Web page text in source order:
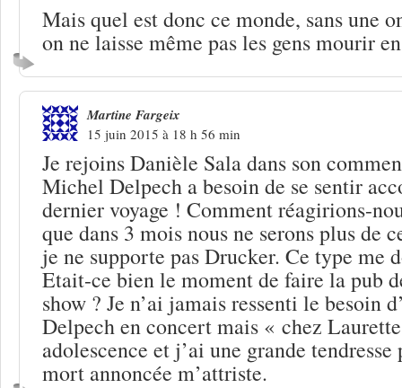
Mais quel est donc ce monde, sans une
on ne laisse même pas les gens mourir
Martine Fargeix
15 juin 2015 à 18 h 56 min
Je rejoins Danièle Sala dans son
Michel Delpech a besoin de se sentir
dernier voyage ! Comment réagirions-
que dans 3 mois nous ne serons plus de
je ne supporte pas Drucker. Ce type me
Etait-ce bien le moment de faire la pub
show ? Je n’ai jamais ressenti le besoin
Delpech en concert mais « chez
adolescence et j’ai une grande
mort annoncée m’attriste.